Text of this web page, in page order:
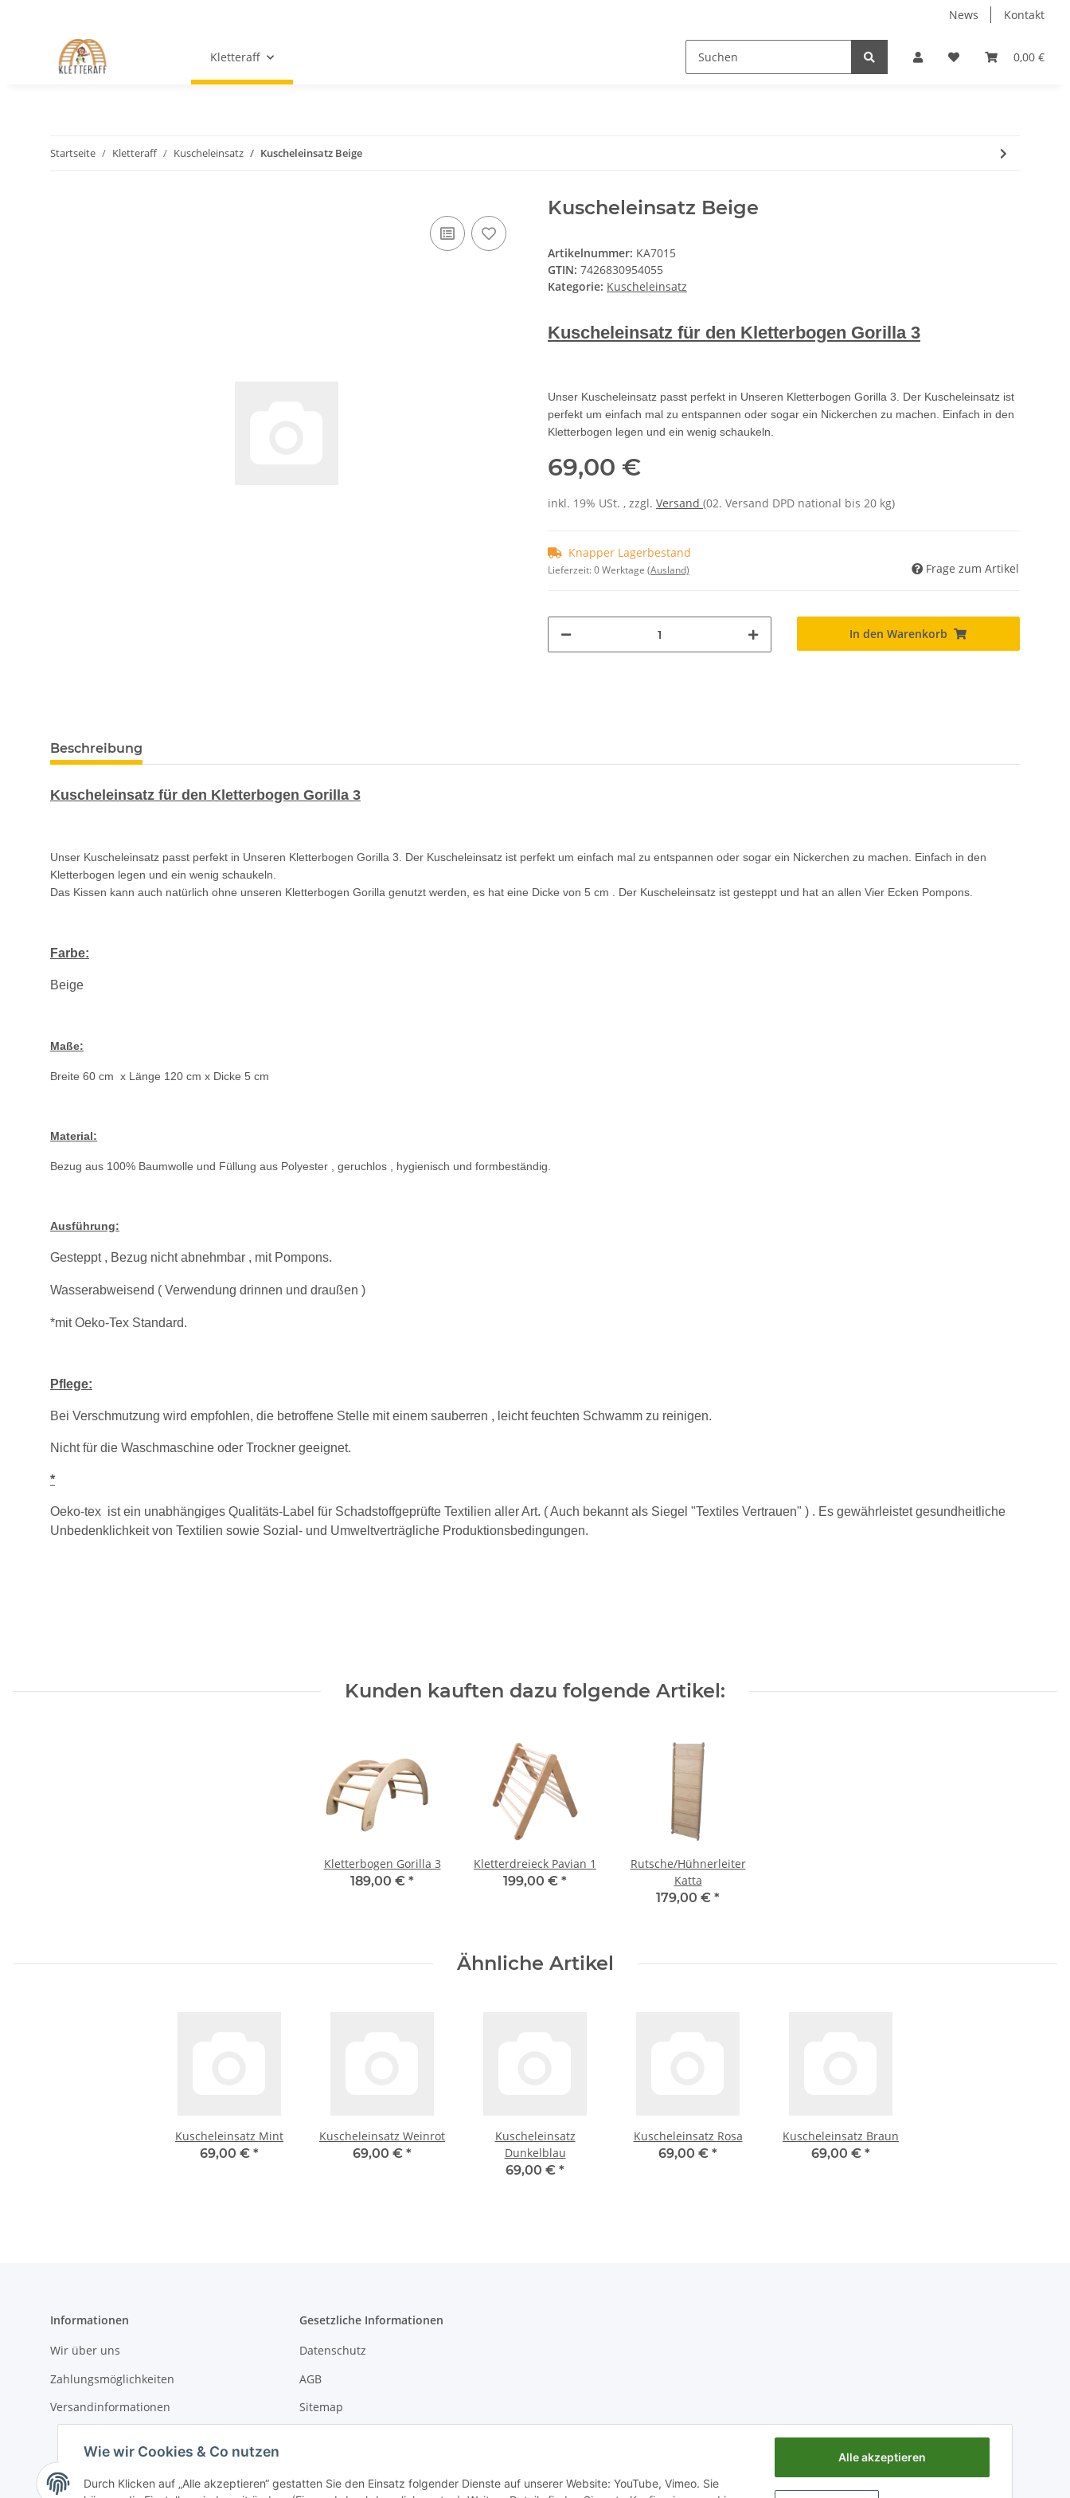
News Kontakt
0,00 €
Kletteraff
Startseite Kletteraff Kuscheleinsatz Kuscheleinsatz Beige
Kuscheleinsatz Beige
Artikelnummer: KA7015
GTIN: 7426830954055
Kategorie: Kuscheleinsatz
Kuscheleinsatz für den Kletterbogen Gorilla 3
Unser Kuscheleinsatz passt perfekt in Unseren Kletterbogen Gorilla 3. Der Kuscheleinsatz ist
perfekt um einfach mal zu entspannen oder sogar ein Nickerchen zu machen. Einfach in den
Kletterbogen legen und ein wenig schaukeln.
69,00 €
inkl. 19% USt. , zzgl. Versand (02. Versand DPD national bis 20 kg)
Knapper Lagerbestand
Lieferzeit:0 Werktage (Ausland) Frage zum Artikel
In den Warenkorb
Beschreibung
Kuscheleinsatz für den Kletterbogen Gorilla 3
Unser Kuscheleinsatz passt perfekt in Unseren Kletterbogen Gorilla 3. Der Kuscheleinsatz ist perfekt um einfach mal zu entspannen oder sogar ein Nickerchen zu machen. Einfach in den
Kletterbogen legen und ein wenig schaukeln.
Das Kissen kann auch natürlich ohne unseren Kletterbogen Gorilla genutzt werden, es hat eine Dicke von 5 cm . Der Kuscheleinsatz ist gesteppt und hat an allen Vier Ecken Pompons.
Farbe:
Beige
Maße:
Breite 60 cm x Länge 120 cm x Dicke 5 cm
Material:
Bezug aus 100% Baumwolle und Füllung aus Polyester , geruchlos , hygienisch und formbeständig.
Ausführung:
Gesteppt , Bezug nicht abnehmbar , mit Pompons.
Wasserabweisend ( Verwendung drinnen und draußen )
*mit Oeko-Tex Standard.
Pflege:
Bei Verschmutzung wird empfohlen, die betroffene Stelle mit einem sauberren , leicht feuchten Schwamm zu reinigen.
Nicht für die Waschmaschine oder Trockner geeignet.
*
Oeko-tex ist ein unabhängiges Qualitäts-Label für Schadstoffgeprüfte Textilien aller Art. ( Auch bekannt als Siegel "Textiles Vertrauen" ) . Es gewährleistet gesundheitliche
Unbedenklichkeit von Textilien sowie Sozial- und Umweltverträgliche Produktionsbedingungen.
Kunden kauften dazu folgende Artikel:
Kletterbogen Gorilla 3
189,00 € *
Kletterdreieck Pavian 1
199,00 € *
Rutsche/Hühnerleiter
Katta
179,00 € *
Ähnliche Artikel
Kuscheleinsatz Mint
69,00 € *
Kuscheleinsatz Weinrot
69,00 € *
Kuscheleinsatz
Dunkelblau
69,00 € *
Kuscheleinsatz Rosa
69,00 € *
Kuscheleinsatz Braun
69,00 € *
Informationen
Wir über uns
Zahlungsmöglichkeiten
Versandinformationen
Gesetzliche Informationen
Datenschutz
AGB
Sitemap
Wie wir Cookies & Co nutzen
Durch Klicken auf „Alle akzeptieren“ gestatten Sie den Einsatz folgender Dienste auf unserer Website: YouTube, Vimeo. Sie
Alle akzeptieren